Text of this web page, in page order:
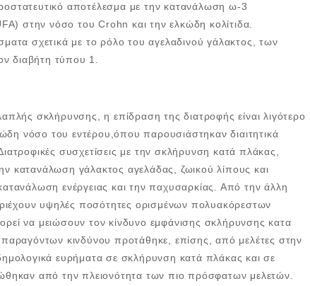
αποτέλεσμα με την κατανάλωση ω-3
στην νόσο του Crohn και την ελκώδη κολίτιδα.
σχετικά με το ρόλο του αγελαδινού γάλακτος, των
διαβήτη τύπου 1.
σκλήρυνσης, η επίδραση της διατροφής είναι λιγότερο
νόσο του εντέρου,όπου παρουσιάστηκαν διαιτητικά
συσχετίσεις με την σκλήρυνση κατά πλάκας,
κατανάλωση γάλακτος αγελάδας, ζωικού λίπους και
ενέργειας και την παχυσαρκίας. Από την άλλη
υψηλές ποσότητες ορισμένων πολυακόρεστων
να μειώσουν τον κίνδυνο εμφάνισης σκλήρυνσης κατα
παραγόντων κινδύνου προτάθηκε, επίσης, από μελέτες στην
ευρήματα σε σκλήρυνση κατά πλάκας και σε
από την πλειονότητα των πιο πρόσφατων μελετών.